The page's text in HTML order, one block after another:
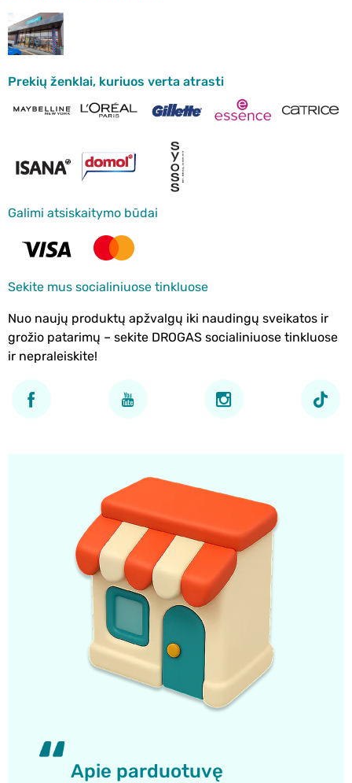
Prekių ženklai, kuriuos verta atrasti
Galimi atsiskaitymo būdai
Sekite mus socialiniuose tinkluose
Nuo naujų produktų apžvalgų iki naudingų sveikatos ir
grožio patarimų – sekite DROGAS socialiniuose tinkluose
ir nepraleiskite!
Apie parduotuvę